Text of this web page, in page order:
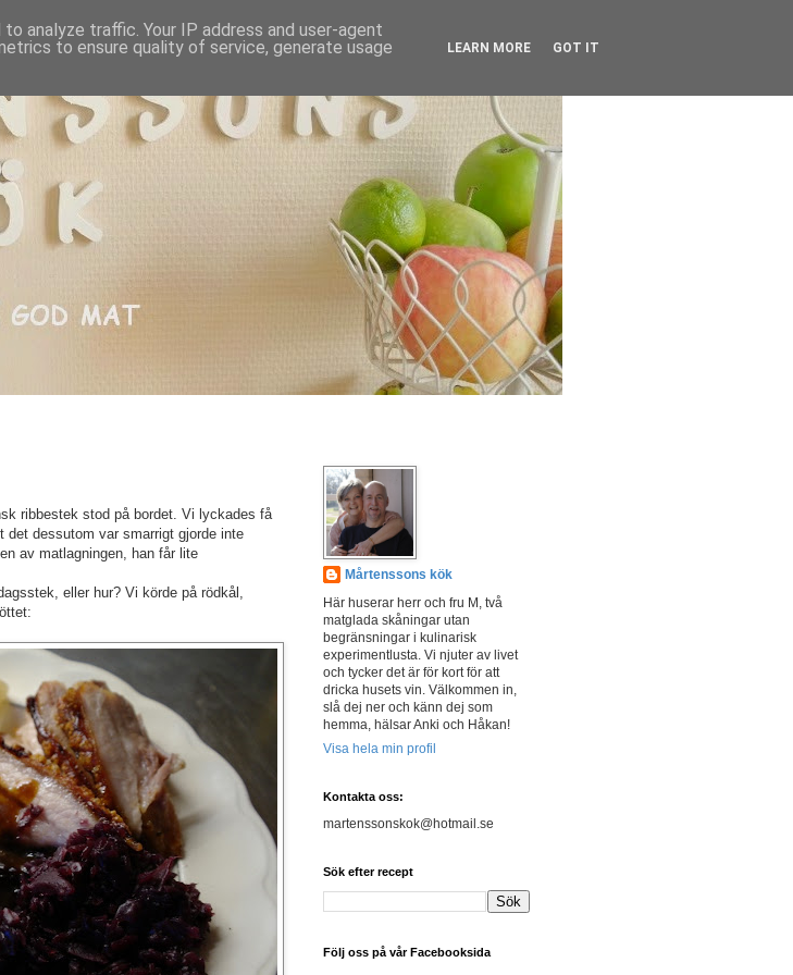
ribbestek stod på bordet. Vi lyckades få
dessutom var smarrigt gjorde inte
av matlagningen, han får lite
eller hur? Vi körde på rödkål,
Mårtenssons kök
Här huserar herr och fru M, två
matglada skåningar utan
begränsningar i kulinarisk
experimentlusta. Vi njuter av livet
och tycker det är för kort för att
dricka husets vin. Välkommen in,
slå dej ner och känn dej som
hemma, hälsar Anki och Håkan!
Visa hela min profil
Kontakta oss:
martenssonskok@hotmail.se
Sök efter recept
Följ oss på vår Facebooksida
analyze traffic. Your IP address and user-agent
to ensure quality of service, generate usage
LEARN MORE GOT IT